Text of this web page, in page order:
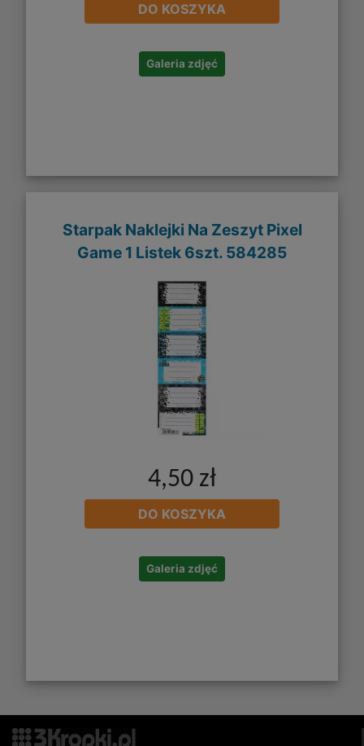
DO KOSZYKA
Galeria zdjęć
Starpak Naklejki Na Zeszyt Pixel
Game 1 Listek 6szt. 584285
4,50 zł
DO KOSZYKA
Galeria zdjęć